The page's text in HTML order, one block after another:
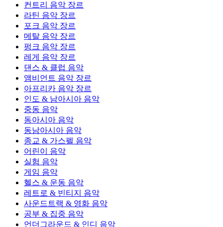
컨트리 음악 장르
라틴 음악 장르
포크 음악 장르
메탈 음악 장르
펑크 음악 장르
레게 음악 장르
댄스 & 클럽 음악
앰비언트 음악 장르
아프리카 음악 장르
인도 & 남아시아 음악
중동 음악
동아시아 음악
동남아시아 음악
종교 & 가스펠 음악
어린이 음악
실험 음악
게임 음악
헬스 & 운동 음악
레트로 & 빈티지 음악
사운드트랙 & 영화 음악
공부 & 집중 음악
언더그라운드 & 인디 음악